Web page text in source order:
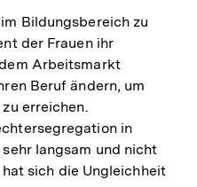
der
Fußnote
Bildungsbereich zu
der Frauen ihr
Arbeitsmarkt
Beruf ändern, um
erreichen.
in
langsam und nicht
sich die Ungleichheit